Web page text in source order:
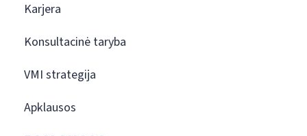
Karjera
Konsultacinė taryba
VMI strategija
Apklausos